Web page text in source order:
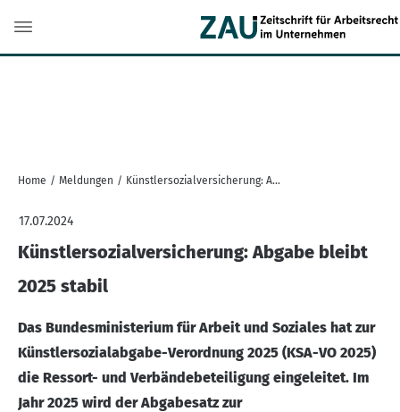
Home / Meldungen / Künstlersozialversicherung: Abgabe bleibt 2025 stabil
17.07.2024
Künstlersozialversicherung: Abgabe bleibt
2025 stabil
Das Bundesministerium für Arbeit und Soziales hat zur
Künstlersozialabgabe-Verordnung 2025 (KSA-VO 2025)
die Ressort- und Verbändebeteiligung eingeleitet. Im
Jahr 2025 wird der Abgabesatz zur